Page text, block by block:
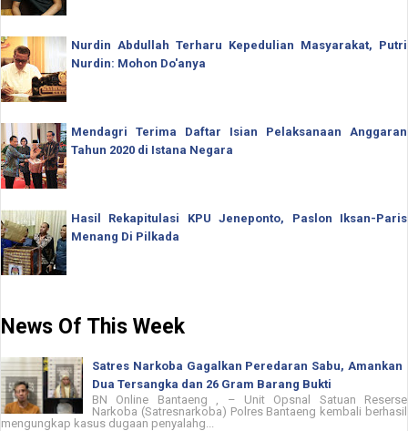
Nurdin Abdullah Terharu Kepedulian Masyarakat, Putri
Nurdin: Mohon Do'anya
Mendagri Terima Daftar Isian Pelaksanaan Anggaran
Tahun 2020 di Istana Negara
Hasil Rekapitulasi KPU Jeneponto, Paslon Iksan-Paris
Menang Di Pilkada
News Of This Week
Satres Narkoba Gagalkan Peredaran Sabu, Amankan
Dua Tersangka dan 26 Gram Barang Bukti
BN Online Bantaeng , – Unit Opsnal Satuan Reserse
Narkoba (Satresnarkoba) Polres Bantaeng kembali berhasil
mengungkap kasus dugaan penyalahg...